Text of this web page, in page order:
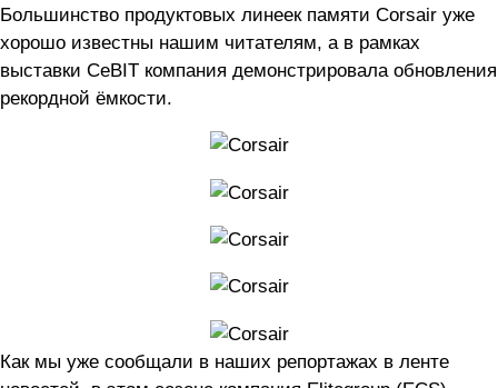
Большинство продуктовых линеек памяти Corsair уже
хорошо известны нашим читателям, а в рамках
выставки CeBIT компания демонстрировала обновления
рекордной ёмкости.
Как мы уже сообщали в наших репортажах в ленте